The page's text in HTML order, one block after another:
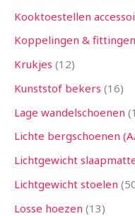
Kooktoestellen
Koppelingen & fittingen
Krukjes 12
Kunststof bekers 16
Lage wandelschoenen
Lichte bergschoenen
Lichtgewicht
Lichtgewicht stoelen
Losse hoezen 13